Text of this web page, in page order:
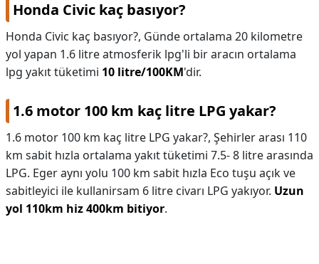
Honda Civic kaç basıyor?
Honda Civic kaç basıyor?, Günde ortalama 20 kilometre
yol yapan 1.6 litre atmosferik lpg'li bir aracın ortalama
lpg yakıt tüketimi 10 litre/100KM'dir.
1.6 motor 100 km kaç litre LPG yakar?
1.6 motor 100 km kaç litre LPG yakar?, Şehirler arası 110
km sabit hızla ortalama yakıt tüketimi 7.5- 8 litre arasında
LPG. Eger aynı yolu 100 km sabit hızla Eco tuşu açık ve
sabitleyici ile kullanirsam 6 litre civarı LPG yakıyor. Uzun
yol 110km hiz 400km bitiyor.